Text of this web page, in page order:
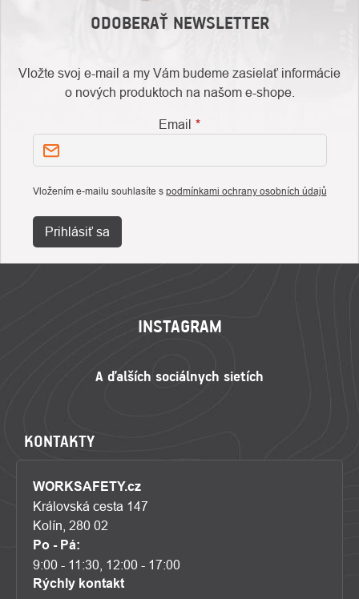
ODOBERAŤ NEWSLETTER
Vložte svoj e-mail a my Vám budeme zasielať informácie
o nových produktoch na našom e-shope.
Email
Vložením e-mailu souhlasíte s podmínkami ochrany osobních údajů
Prihlásiť sa
INSTAGRAM
KONTAKTY
WORKSAFETY.cz
Královská cesta 147
Kolín, 280 02
Po - Pá:
9:00 - 11:30, 12:00 - 17:00
Rýchly kontakt